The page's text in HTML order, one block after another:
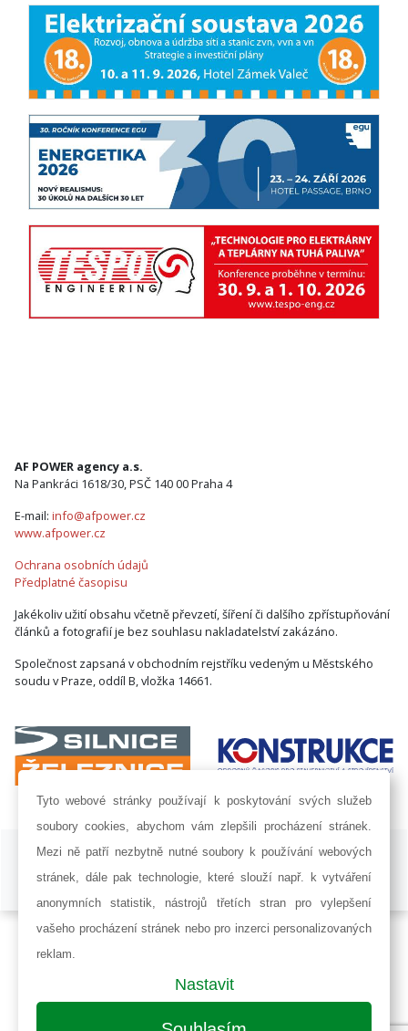
AF POWER agency a.s.
Na Pankráci 1618/30, PSČ 140 00 Praha 4
E-mail: info@afpower.cz
www.afpower.cz
Ochrana osobních údajů
Předplatné časopisu
Jakékoliv užití obsahu včetně převzetí, šíření či dalšího zpřístupňování
článků a fotografií je bez souhlasu nakladatelství zakázáno.
Společnost zapsaná v obchodním rejstříku vedeným u Městského
soudu v Praze, oddíl B, vložka 14661.
ISSN 1802-8535 © 2009 - 2026 AF POWER agency a.s. |
Nastavení
Railsformers s.r.o.
Tyto webové stránky používají k poskytování svých služeb
soubory cookies, abychom vám zlepšili procházení stránek.
Mezi ně patří nezbytně nutné soubory k používání webových
stránek, dále pak technologie, které slouží např. k vytváření
anonymních statistik, nástrojů třetích stran pro vylepšení
vašeho procházení stránek nebo pro inzerci personalizovaných
reklam.
Nastavit